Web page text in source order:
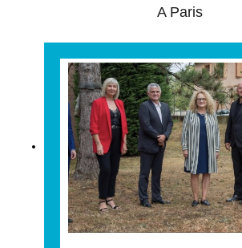
A Paris